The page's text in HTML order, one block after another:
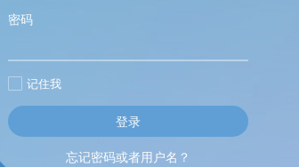
密码
记住我
忘记密码或者用户名？